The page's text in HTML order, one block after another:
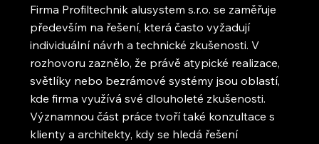
Firma Profiltechnik alusystem s.r.o. se zaměřuje
především na řešení, která často vyžadují
individuální návrh a technické zkušenosti. V
rozhovoru zaznělo, že právě atypické realizace,
světlíky nebo bezrámové systémy jsou oblastí,
kde firma využívá své dlouholeté zkušenosti.
Významnou část práce tvoří také konzultace s
klienty a architekty, kdy se hledá řešení